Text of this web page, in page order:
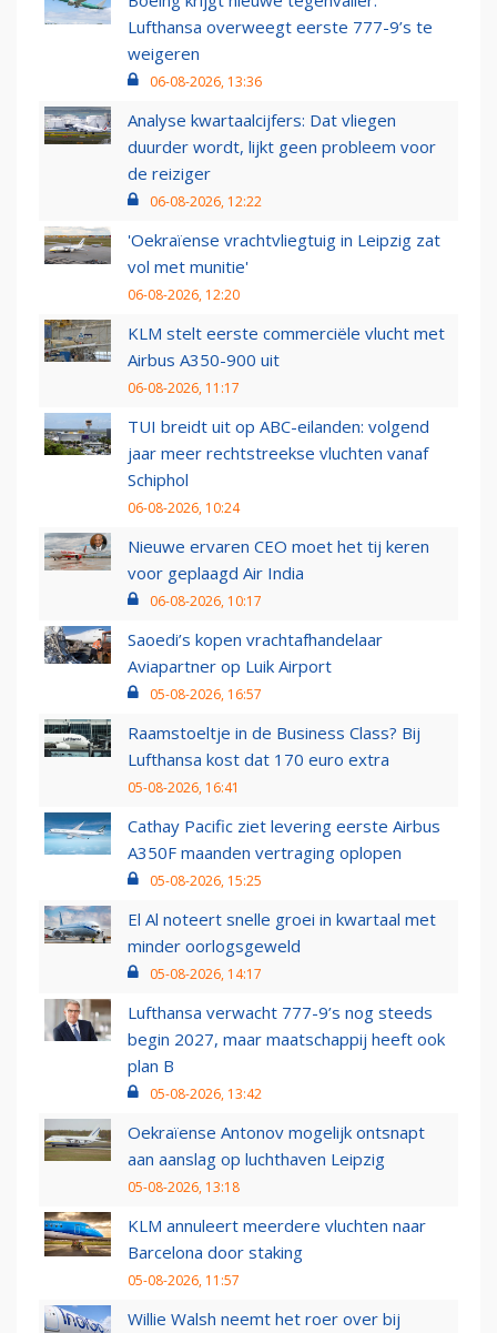
Lufthansa overweegt eerste 777-9’s te
weigeren
06-08-2026, 13:36
Analyse kwartaalcijfers: Dat vliegen
duurder wordt, lijkt geen probleem voor
de reiziger
06-08-2026, 12:22
'Oekraïense vrachtvliegtuig in Leipzig zat
vol met munitie'
06-08-2026, 12:20
KLM stelt eerste commerciële vlucht met
Airbus A350-900 uit
06-08-2026, 11:17
TUI breidt uit op ABC-eilanden: volgend
jaar meer rechtstreekse vluchten vanaf
Schiphol
06-08-2026, 10:24
Nieuwe ervaren CEO moet het tij keren
voor geplaagd Air India
06-08-2026, 10:17
Saoedi’s kopen vrachtafhandelaar
Aviapartner op Luik Airport
05-08-2026, 16:57
Raamstoeltje in de Business Class? Bij
Lufthansa kost dat 170 euro extra
05-08-2026, 16:41
Cathay Pacific ziet levering eerste Airbus
A350F maanden vertraging oplopen
05-08-2026, 15:25
El Al noteert snelle groei in kwartaal met
minder oorlogsgeweld
05-08-2026, 14:17
Lufthansa verwacht 777-9’s nog steeds
begin 2027, maar maatschappij heeft ook
plan B
05-08-2026, 13:42
Oekraïense Antonov mogelijk ontsnapt
aan aanslag op luchthaven Leipzig
05-08-2026, 13:18
KLM annuleert meerdere vluchten naar
Barcelona door staking
05-08-2026, 11:57
Willie Walsh neemt het roer over bij